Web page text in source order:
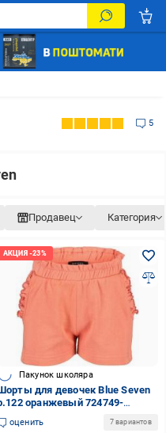
5
Продавец Категория
Пакунок школяра
для девочек Blue Seven
оранжевый 724749-
2260
оценить 7 вариантов